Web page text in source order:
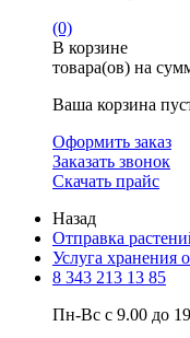
(0)
В корзине
товара(ов) на
Ваша корзина
Оформить заказ
Заказать звонок
Скачать прайс
Назад
Отправка
Услуга хранения
8 343 213 13 85
Пн-Вс с 9.00 до